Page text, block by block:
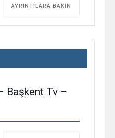
AYRINTILARA BAKIN
Başkent Tv –